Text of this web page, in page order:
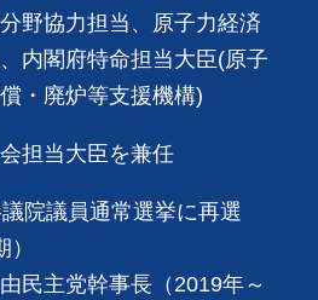
野協力担当、原子力経済
内閣府特命担当大臣(原子
・廃炉等支援機構)
担当大臣を兼任
院議員通常選挙に再選
）
民主党幹事長（2019年～